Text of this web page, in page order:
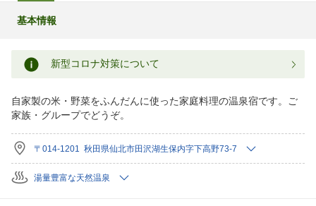
基本情報
新型コロナ対策について
自家製の米・野菜をふんだんに使った家庭料理の温泉宿です。ご
家族・グループでどうぞ。
〒014-1201 秋田県仙北市田沢湖生保内字下高野73-7
湯量豊富な天然温泉